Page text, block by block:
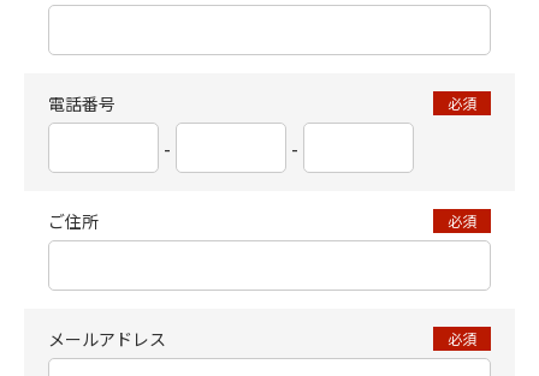
電話番号 必須
- -
ご住所 必須
メールアドレス 必須